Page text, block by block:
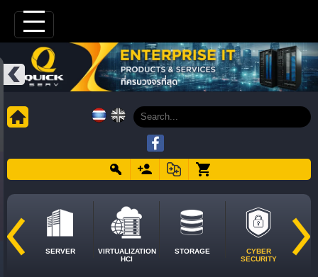
SERVER
VIRTUALIZATION
HCI
STORAGE
CYBER
SECURITY